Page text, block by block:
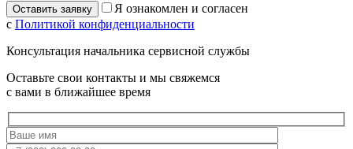
Я ознакомлен и согласен
с Политикой конфиденциальности
Консультация начальника сервисной службы
Оставьте свои контакты и мы свяжемся
с вами в ближайшее время